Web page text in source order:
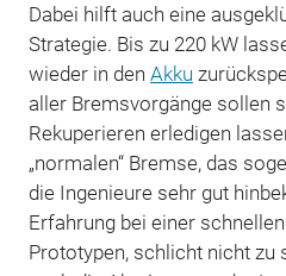
Dabei hilft auch eine
Strategie. Bis zu 220 kW
wieder in den Akku
aller Bremsvorgänge sollen
Rekuperieren erledigen
„normalen“ Bremse, das
die Ingenieure sehr gut
Erfahrung bei einer
Prototypen, schlicht nicht zu